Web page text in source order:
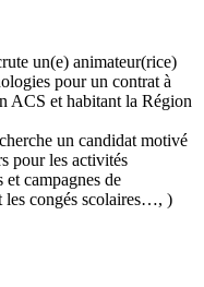
un(e) animateur(rice)
pour un contrat à
ACS et habitant la Région
un candidat motivé
pour les activités
campagnes de
les congés scolaires…, )